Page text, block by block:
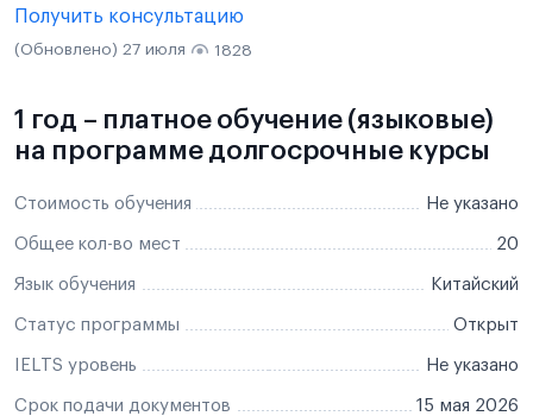
Получить консультацию
(Обновлено) 27 июля 1828
1 год – платное обучение (языковые)
на программе долгосрочные курсы
Стоимость обучения Не указано
Общее кол-во мест 20
Язык обучения Китайский
Статус программы Открыт
IELTS уровень Не указано
Срок подачи документов 15 мая 2026